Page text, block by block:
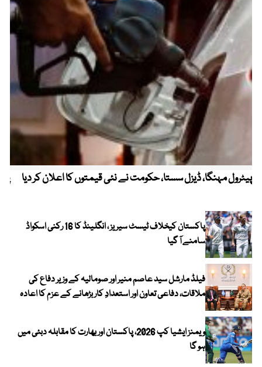
پیٹرول مہنگا، ڈیزل سستا، حکومت نے نئی قیمتوں کا اعلان کر دیا
پاکستان کیخلاف ٹیسٹ سیریز ، انگلینڈ کا 16 رکنی اسکواڈ
سامنے آ گیا
فیلڈ مارشل سید عاصم منیر اور صومالیہ کے وزیر دفاع کی
ملاقات، دفاعی تعاون اور استعدادِ کار بڑھانے کے عزم کا اعادہ
ویمنز ایشیا کپ 2026، پاکستان اور بھارت کا مقابلہ دبئی میں
ہو گا